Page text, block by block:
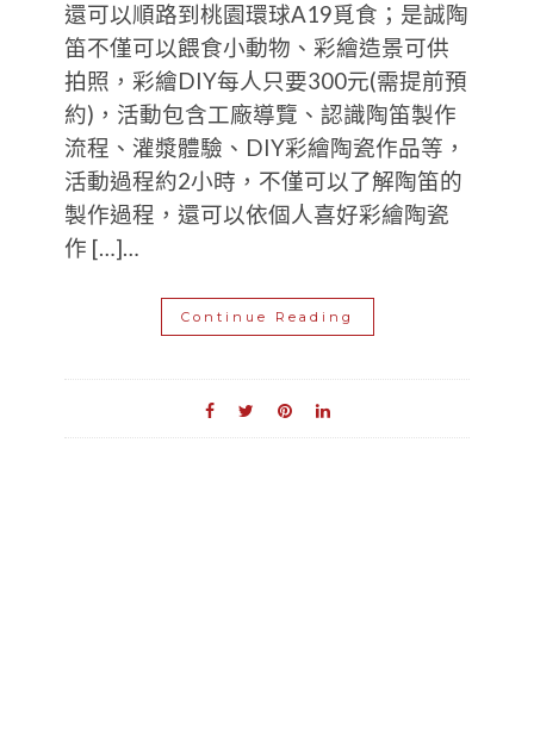
還可以順路到桃園環球A19覓食；是誠陶
笛不僅可以餵食小動物、彩繪造景可供
拍照，彩繪DIY每人只要300元(需提前預
約)，活動包含工廠導覽、認識陶笛製作
流程、灌漿體驗、DIY彩繪陶瓷作品等，
活動過程約2小時，不僅可以了解陶笛的
製作過程，還可以依個人喜好彩繪陶瓷
作 […]…
Continue Reading